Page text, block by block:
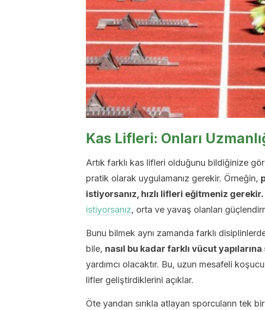
Kas Lifleri: Onları
Artık farklı kas lifleri olduğunu bildiğinize
pratik olarak uygulamanız gerekir. Örneğin,
istiyorsanız, hızlı lifleri eğitmeniz gerekir.
istiyorsanız, orta ve yavaş olanları
Bunu bilmek aynı zamanda farklı
bile, nasıl bu kadar farklı vücut
yardımcı olacaktır. Bu, uzun mesafeli
lifler geliştirdiklerini açıklar.
Öte yandan sırıkla atlayan sporcuların tek